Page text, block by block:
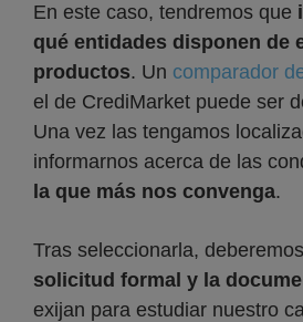
En este caso, tendremos que
qué entidades disponen de
productos. Un comparador
el de CrediMarket puede ser
Una vez las tengamos
informarnos acerca de las
la que más nos convenga.
Tras seleccionarla, deberemos
solicitud formal y la
exijan para estudiar nuestro